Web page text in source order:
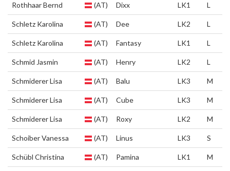
Rothhaar Bernd (AT) Dixx LK1 L
Schletz Karolina (AT) Dee LK2 L
Schletz Karolina (AT) Fantasy LK1 L
Schmid Jasmin (AT) Henry LK2 L
Schmiderer Lisa (AT) Balu LK3 M
Schmiderer Lisa (AT) Cube LK3 M
Schmiderer Lisa (AT) Roxy LK2 M
Schoiber Vanessa (AT) Linus LK3 S
Schübl Christina (AT) Pamina LK1 M